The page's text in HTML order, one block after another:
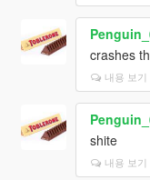
crashes
내용 보기
shite
내용 보기